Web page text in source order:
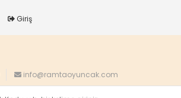
Giriş
info@ramtaoyuncak.com